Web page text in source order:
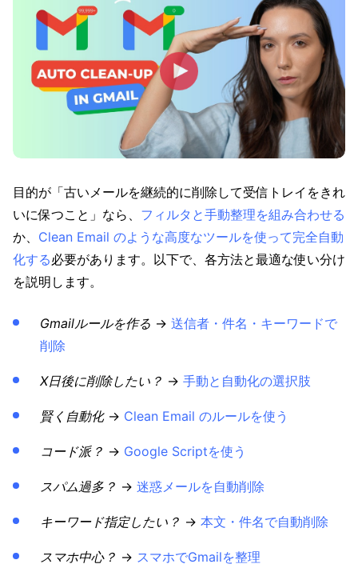
目的が「古いメールを継続的に削除して受信トレイをきれ
いに保つこと」なら、 フィルタと手動整理を組み合わせる
か、 Clean Email のような高度なツールを使って完全自動
化する必要があります。以下で、各方法と最適な使い分け
を説明します。
Gmailルールを作る → 送信者・件名・キーワードで
削除
X日後に削除したい？ → 手動と自動化の選択肢
賢く自動化→ Clean Email のルールを使う
コード派？ → Google Scriptを使う
スパム過多？ → 迷惑メールを自動削除
キーワード指定したい？ → 本文・件名で自動削除
スマホ中心？ → スマホでGmailを整理